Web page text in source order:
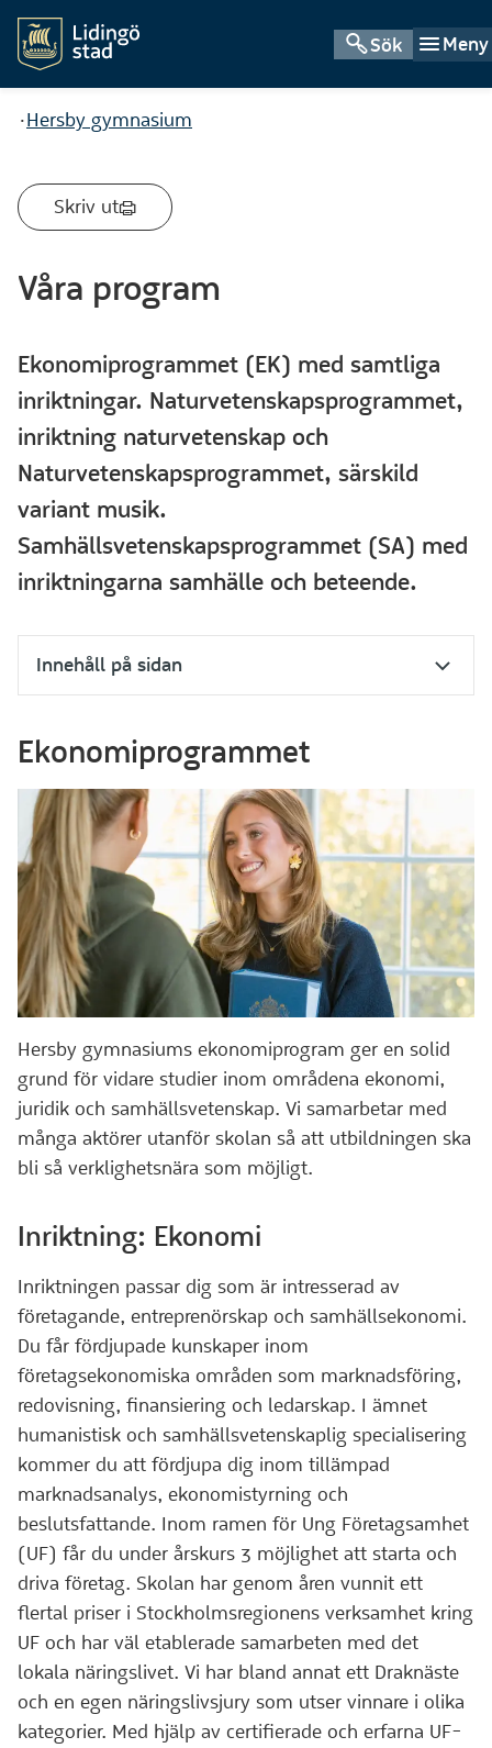
Sök Meny
Du är här:
Hersby gymnasium
Skriv ut
Våra program
Ekonomiprogrammet (EK) med samtliga
inriktningar. Naturvetenskapsprogrammet,
inriktning naturvetenskap och
Naturvetenskapsprogrammet, särskild
variant musik.
Samhällsvetenskapsprogrammet (SA) med
inriktningarna samhälle och beteende.
Innehåll på sidan
Ekonomiprogrammet
Hersby gymnasiums ekonomiprogram ger en solid
grund för vidare studier inom områdena ekonomi,
juridik och samhällsvetenskap. Vi samarbetar med
många aktörer utanför skolan så att utbildningen ska
bli så verklighetsnära som möjligt.
Inriktning: Ekonomi
Inriktningen passar dig som är intresserad av
företagande, entreprenörskap och samhällsekonomi.
Du får fördjupade kunskaper inom
företagsekonomiska områden som marknadsföring,
redovisning, finansiering och ledarskap. I ämnet
humanistisk och samhällsvetenskaplig specialisering
kommer du att fördjupa dig inom tillämpad
marknadsanalys, ekonomistyrning och
beslutsfattande. Inom ramen för Ung Företagsamhet
(UF) får du under årskurs 3 möjlighet att starta och
driva företag. Skolan har genom åren vunnit ett
flertal priser i Stockholmsregionens verksamhet kring
UF och har väl etablerade samarbeten med det
lokala näringslivet. Vi har bland annat ett Draknäste
och en egen näringslivsjury som utser vinnare i olika
kategorier. Med hjälp av certifierade och erfarna UF-